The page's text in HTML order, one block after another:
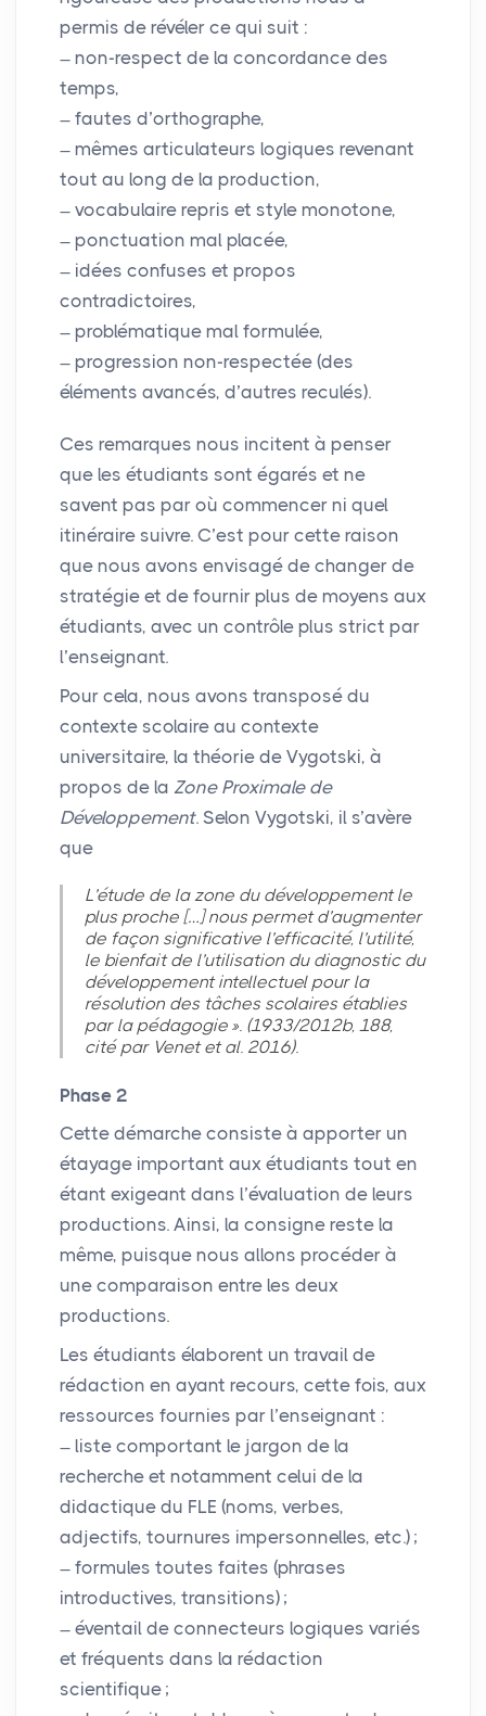
permis de révéler ce qui suit :
non-respect de la concordance des
temps,
fautes d’orthographe,
mêmes articulateurs logiques revenant
tout au long de la production,
vocabulaire repris et style monotone,
ponctuation mal placée,
idées confuses et propos
contradictoires,
problématique mal formulée,
progression non-respectée (des
éléments avancés, d’autres reculés).
Ces remarques nous incitent à penser
que les étudiants sont égarés et ne
savent pas par où commencer ni quel
itinéraire suivre. C’est pour cette raison
que nous avons envisagé de changer de
stratégie et de fournir plus de moyens aux
étudiants, avec un contrôle plus strict par
l’enseignant.
Pour cela, nous avons transposé du
contexte scolaire au contexte
universitaire, la théorie de Vygotski, à
propos de la Zone Proximale de
Développement. Selon Vygotski, il s’avère
que
L’étude de la zone du développement le
plus proche […] nous permet d’augmenter
de façon significative l’efficacité, l’utilité,
le bienfait de l’utilisation du diagnostic du
développement intellectuel pour la
résolution des tâches scolaires établies
par la pédagogie ». (1933/2012b, 188,
cité par Venet et al. 2016).
Phase 2
Cette démarche consiste à apporter un
étayage important aux étudiants tout en
étant exigeant dans l’évaluation de leurs
productions. Ainsi, la consigne reste la
même, puisque nous allons procéder à
une comparaison entre les deux
productions.
Les étudiants élaborent un travail de
rédaction en ayant recours, cette fois, aux
ressources fournies par l’enseignant :
liste comportant le jargon de la
recherche et notamment celui de la
didactique du FLE (noms, verbes,
adjectifs, tournures impersonnelles, etc.) ;
formules toutes faites (phrases
introductives, transitions) ;
éventail de connecteurs logiques variés
et fréquents dans la rédaction
scientifique ;